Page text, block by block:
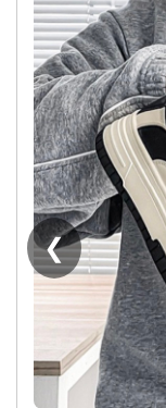
Susans 1/
Mini Ob11 ร
รน
❮